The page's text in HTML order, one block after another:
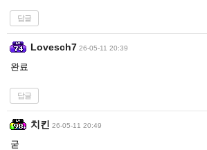
답글
Lovesch7 26-05-11 20:39
완료
답글
치킨 26-05-11 20:49
굳